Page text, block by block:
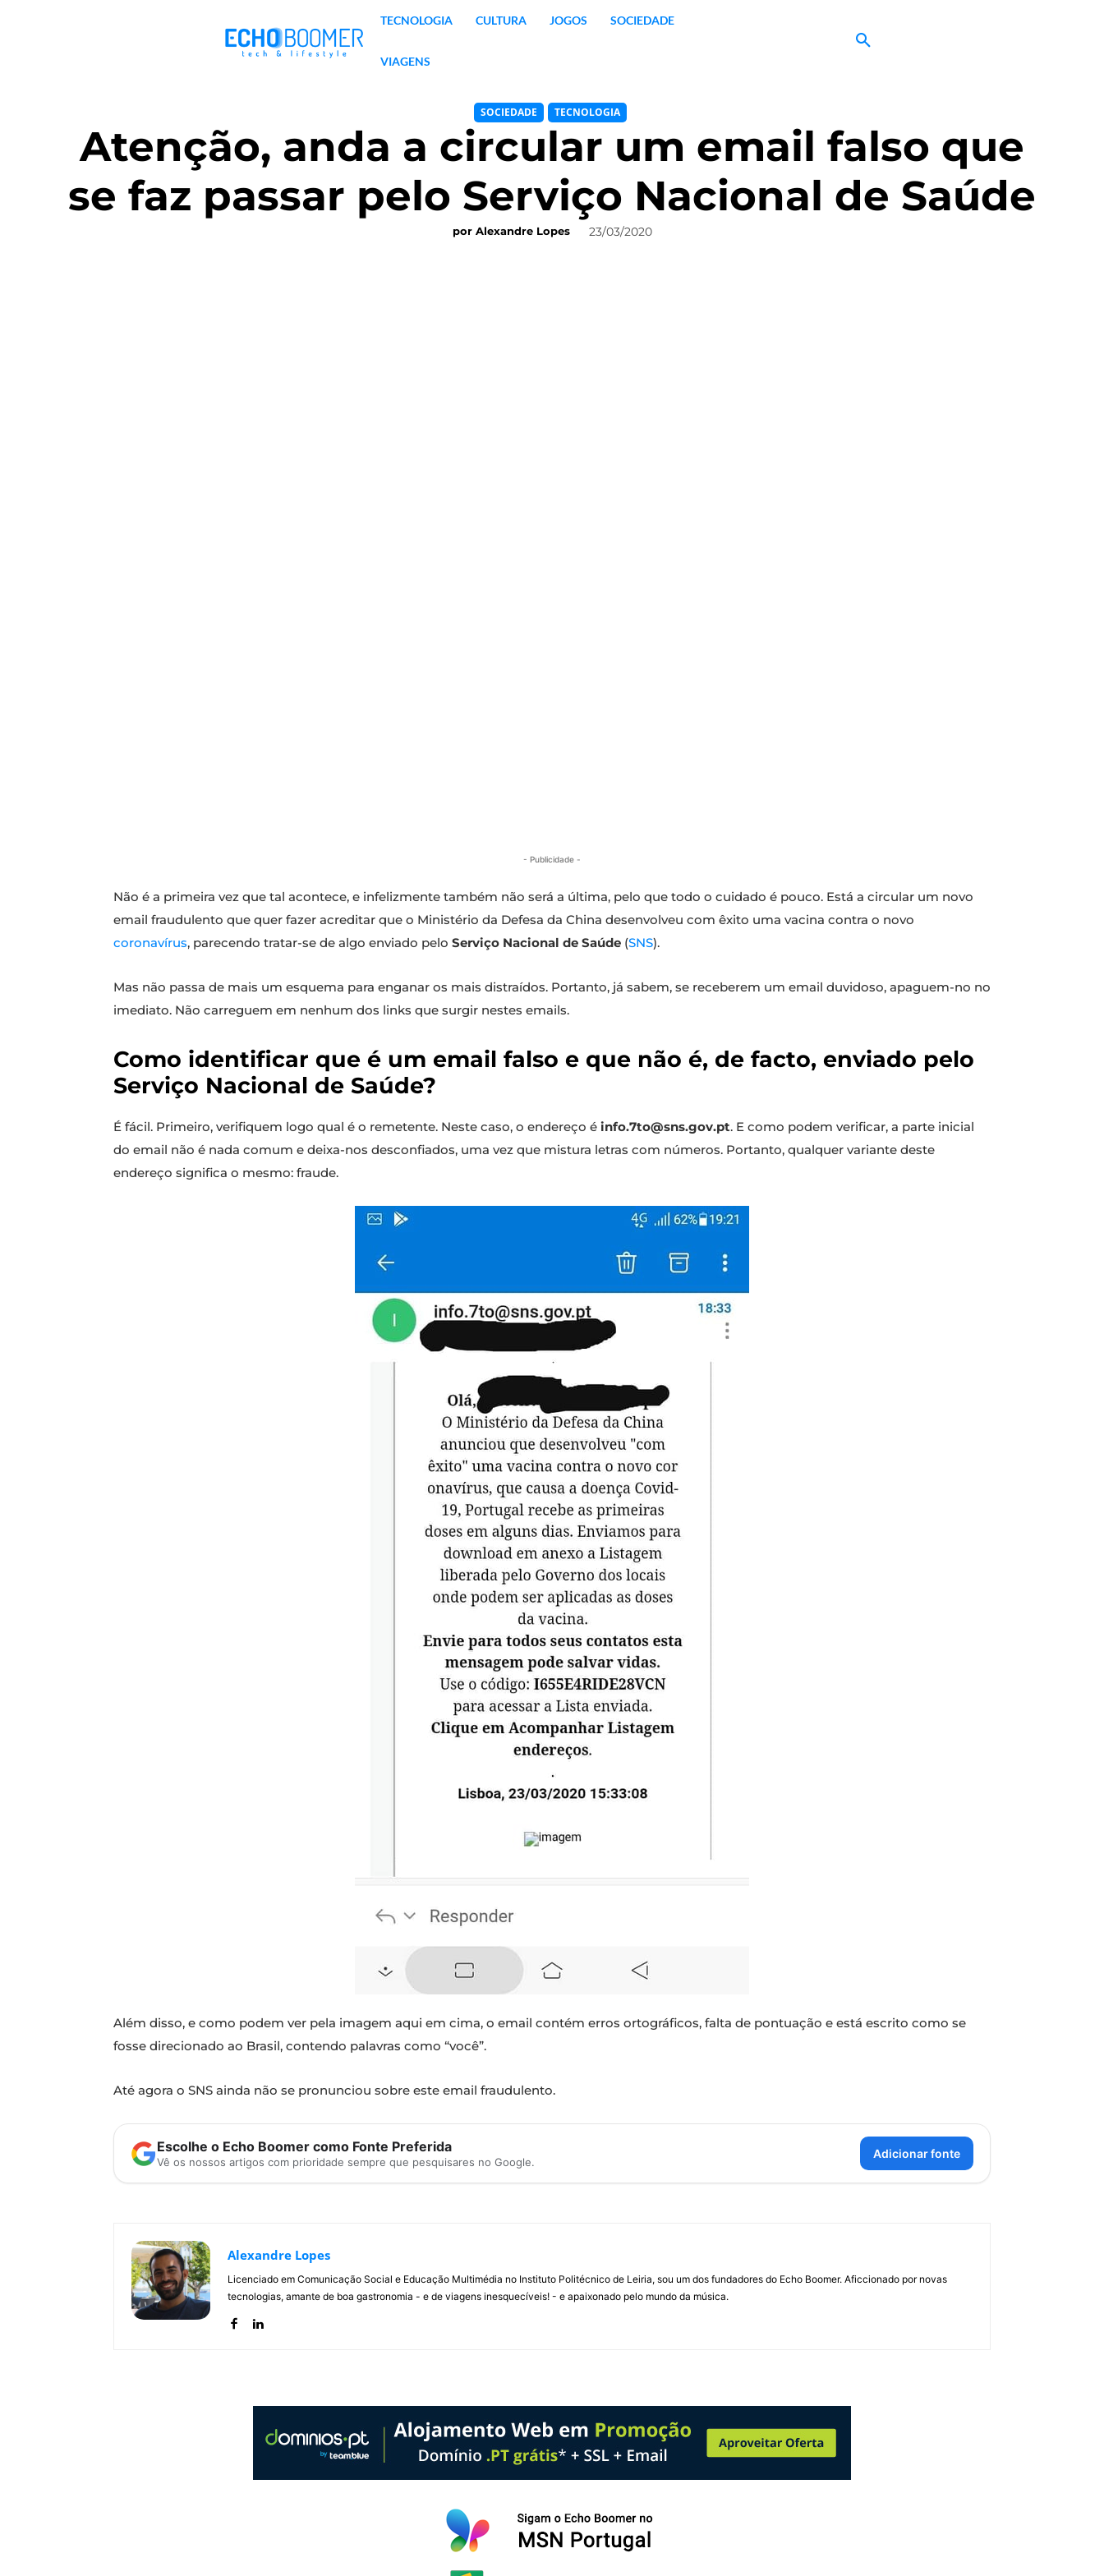
TECNOLOGIA CULTURA JOGOS SOCIEDADE
VIAGENS
SOCIEDADE TECNOLOGIA
Atenção, anda a circular um email falso que
se faz passar pelo Serviço Nacional de Saúde
por Alexandre Lopes 23/03/2020
- Publicidade -
Não é a primeira vez que tal acontece, e infelizmente também não será a última, pelo que todo o cuidado é pouco. Está a circular um novo
email fraudulento que quer fazer acreditar que o Ministério da Defesa da China desenvolveu com êxito uma vacina contra o novo
coronavírus, parecendo tratar-se de algo enviado pelo Serviço Nacional de Saúde (SNS).
Mas não passa de mais um esquema para enganar os mais distraídos. Portanto, já sabem, se receberem um email duvidoso, apaguem-no no
imediato. Não carreguem em nenhum dos links que surgir nestes emails.
Como identificar que é um email falso e que não é, de facto, enviado pelo
Serviço Nacional de Saúde?
É fácil. Primeiro, verifiquem logo qual é o remetente. Neste caso, o endereço é info.7to@sns.gov.pt. E como podem verificar, a parte inicial
do email não é nada comum e deixa-nos desconfiados, uma vez que mistura letras com números. Portanto, qualquer variante deste
endereço significa o mesmo: fraude.
Além disso, e como podem ver pela imagem aqui em cima, o email contém erros ortográficos, falta de pontuação e está escrito como se
fosse direcionado ao Brasil, contendo palavras como “você”.
Até agora o SNS ainda não se pronunciou sobre este email fraudulento.
Escolhe o Echo Boomer como Fonte Preferida
Vê os nossos artigos com prioridade sempre que pesquisares no Google.
Adicionar fonte
Alexandre Lopes
Licenciado em Comunicação Social e Educação Multimédia no Instituto Politécnico de Leiria, sou um dos fundadores do Echo Boomer. Aficcionado por novas
tecnologias, amante de boa gastronomia - e de viagens inesquecíveis! - e apaixonado pelo mundo da música.